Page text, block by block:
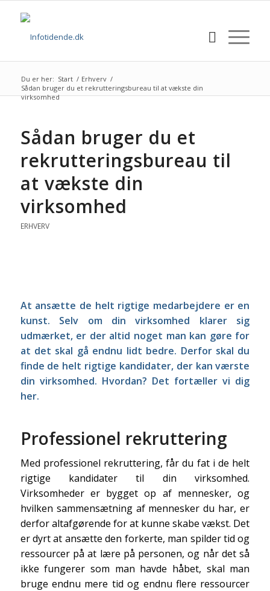
Du er her: Start / Erhverv /
Sådan bruger du et rekrutteringsbureau til at vækste din
virksomhed
Sådan bruger du et
rekrutteringsbureau til
at vækste din
virksomhed
ERHVERV
At ansætte de helt rigtige medarbejdere er en
kunst. Selv om din virksomhed klarer sig
udmærket, er der altid noget man kan gøre for
at det skal gå endnu lidt bedre. Derfor skal du
finde de helt rigtige kandidater, der kan værste
din virksomhed. Hvordan? Det fortæller vi dig
her.
Professionel rekruttering
Med professionel rekruttering, får du fat i de helt
rigtige kandidater til din virksomhed.
Virksomheder er bygget op af mennesker, og
hvilken sammensætning af mennesker du har, er
derfor altafgørende for at kunne skabe vækst. Det
er dyrt at ansætte den forkerte, man spilder tid og
ressourcer på at lære på personen, og når det så
ikke fungerer som man havde håbet, skal man
bruge endnu mere tid og endnu flere ressourcer